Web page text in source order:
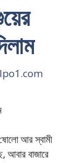
আর স্বামী
আবার বাজারে